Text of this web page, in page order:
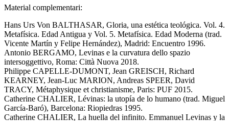
Material complementari:
Hans Urs Von BALTHASAR, Gloria, una estética teológica. Vol. 4.
Metafísica. Edad Antigua y Vol. 5. Metafísica. Edad Moderna (trad.
Vicente Martín y Felipe Hernández), Madrid: Encuentro 1996.
Antonio BERGAMO, Levinas e la curvatura dello spazio
intersoggettivo, Roma: Città Nuova 2018.
Philippe CAPELLE-DUMONT, Jean GREISCH, Richard
KEARNEY, Jean-Luc MARION, Andreas SPEER, David
TRACY, Métaphysique et christianisme, Paris: PUF 2015.
Catherine CHALIER, Lévinas: la utopía de lo humano (trad. Miguel
García-Baró), Barcelona: Riopiedras 1995.
Catherine CHALIER, La huella del infinito. Emmanuel Levinas y la